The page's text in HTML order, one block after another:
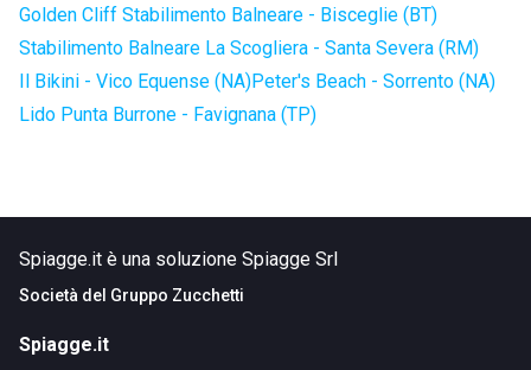
Golden Cliff Stabilimento Balneare - Bisceglie (BT)
Stabilimento Balneare La Scogliera - Santa Severa (RM)
Il Bikini - Vico Equense (NA)Peter's Beach - Sorrento (NA)
Lido Punta Burrone - Favignana (TP)
Spiagge.it è una soluzione Spiagge Srl
Società del Gruppo Zucchetti
Spiagge.it